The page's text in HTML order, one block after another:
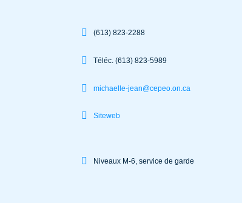
(613) 823-2288
Téléc. (613) 823-5989
michaelle-jean@cepeo.on.ca
Siteweb
Niveaux M-6, service de garde